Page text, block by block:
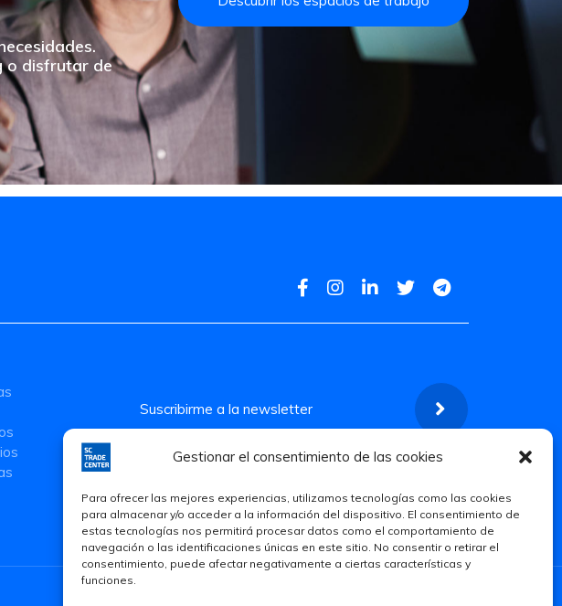
Gestionar el consentimiento de las cookies
Para ofrecer las mejores experiencias, utilizamos tecnologías como las cookies
para almacenar y/o acceder a la información del dispositivo. El consentimiento de
estas tecnologías nos permitirá procesar datos como el comportamiento de
navegación o las identificaciones únicas en este sitio. No consentir o retirar el
consentimiento, puede afectar negativamente a ciertas características y
funciones.
o disfrutar de